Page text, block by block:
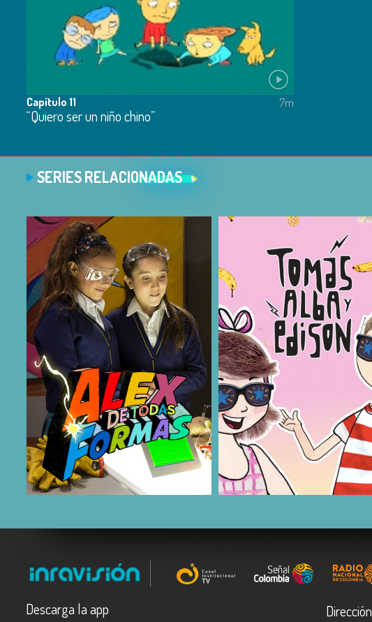
Capítulo 11
“Quiero ser un niño chino”
7m
SERIES RELACIONADAS
COMPARTIR COMPARTIR
Descarga la app Dirección